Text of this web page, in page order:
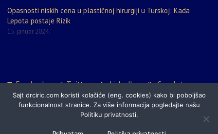
Opasnosti niskih cena u plastičnoj hirurgiji u Turskoj: Kada
Lepota postaje Rizik
15. januar 2024.
Facebook Twitter LinkedIn
Google+
Politika privatnosti
Prijatelji sajta Mapa sajta
Sajt drciric.com koristi kolačiće (eng. cookies) kako bi poboljšao
funkcionalnost stranice. Za više informacija pogledajte našu
Politiku privatnosti.